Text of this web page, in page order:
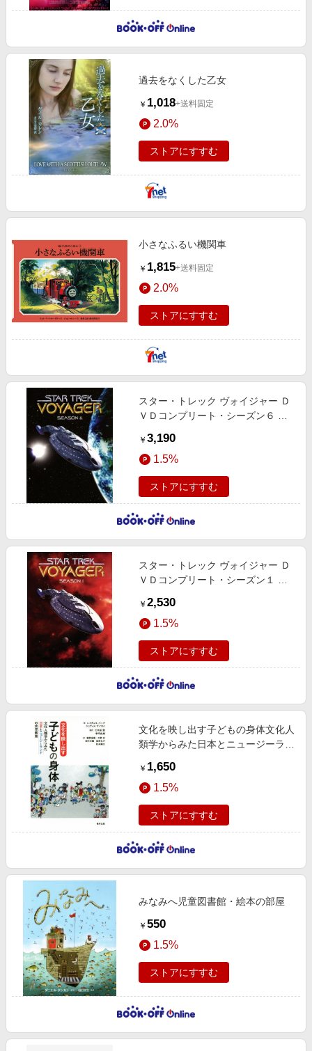
過去をなくした乙女
￥ 1,018+送料固定
2.0%
ストアにすすむ
小さなふるい機関車
￥ 1,815+送料固定
2.0%
ストアにすすむ
スター・トレック ヴォイジャー Ｄ
ＶＤコンプリート・シーズン６ コ
￥ 3,190
1.5%
ストアにすすむ
スター・トレック ヴォイジャー Ｄ
ＶＤコンプリート・シーズン１ コ
￥ 2,530
1.5%
ストアにすすむ
文化を映し出す子どもの身体文化人
類学からみた日本とニュージーラン
￥ 1,650
1.5%
ストアにすすむ
みなみへ児童図書館・絵本の部屋
￥ 550
1.5%
ストアにすすむ